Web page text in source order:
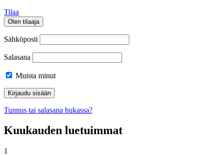
Tilaa
Olen tilaaja
Sähköposti
Salasana
Muista minut
Tunnus tai salasana hukassa?
Kuukauden luetuimmat
1